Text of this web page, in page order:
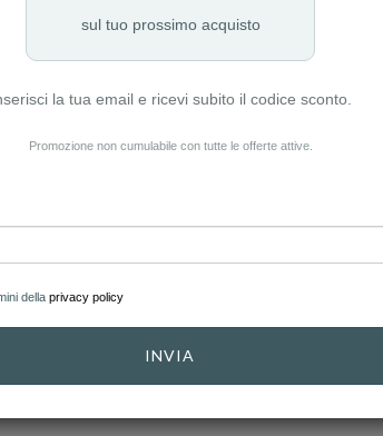
COLLANE CATEGORIA: OROLOGI
sul tuo prossimo acquisto
la tua email e ricevi subito il codice sconto.
Promozione non cumulabile con tutte le offerte attive.
della privacy policy
INVIA